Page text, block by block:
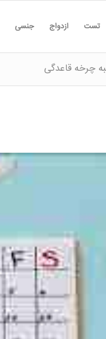
تست ازدواج جنسی
چرخه قاعدگی